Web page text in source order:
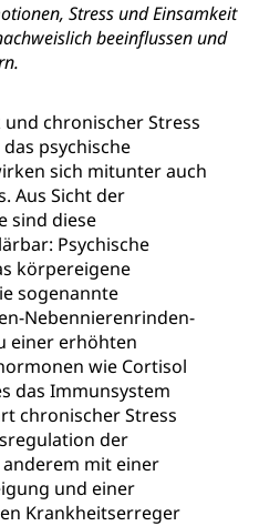
Stress und Einsamkeit
beeinflussen und
chronischer Stress
psychische
sich mitunter auch
Aus Sicht der
sind diese
Psychische
körpereigene
sogenannte
Nebennierenrinden-
einer erhöhten
wie Cortisol
das Immunsystem
chronischer Stress
der
mit einer
und einer
Krankheitserreger